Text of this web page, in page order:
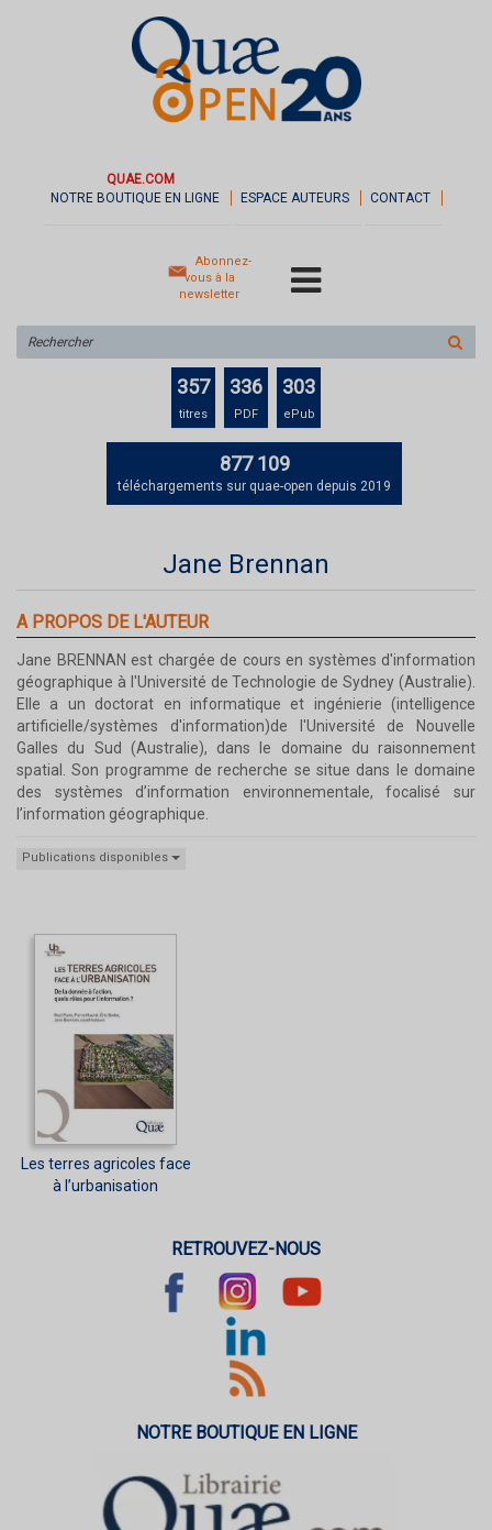
QUAE.COM
NOTRE BOUTIQUE EN LIGNE
ESPACE AUTEURS CONTACT
Abonnez-
vous à la
newsletter
sur
le
357
titres
336
PDF
303
ePub
877 109
téléchargements sur quae-open depuis 2019
Jane Brennan
A PROPOS DE L'AUTEUR
Jane BRENNAN est chargée de cours en systèmes d'information
géographique à l'Université de Technologie de Sydney (Australie).
Elle a un doctorat en informatique et ingénierie (intelligence
artificielle/systèmes d'information)de l'Université de Nouvelle
Galles du Sud (Australie), dans le domaine du raisonnement
spatial. Son programme de recherche se situe dans le domaine
des systèmes d’information environnementale, focalisé sur
l’information géographique.
Publications disponibles
Les terres agricoles face
à l’urbanisation
RETROUVEZ-NOUS
NOTRE BOUTIQUE EN LIGNE